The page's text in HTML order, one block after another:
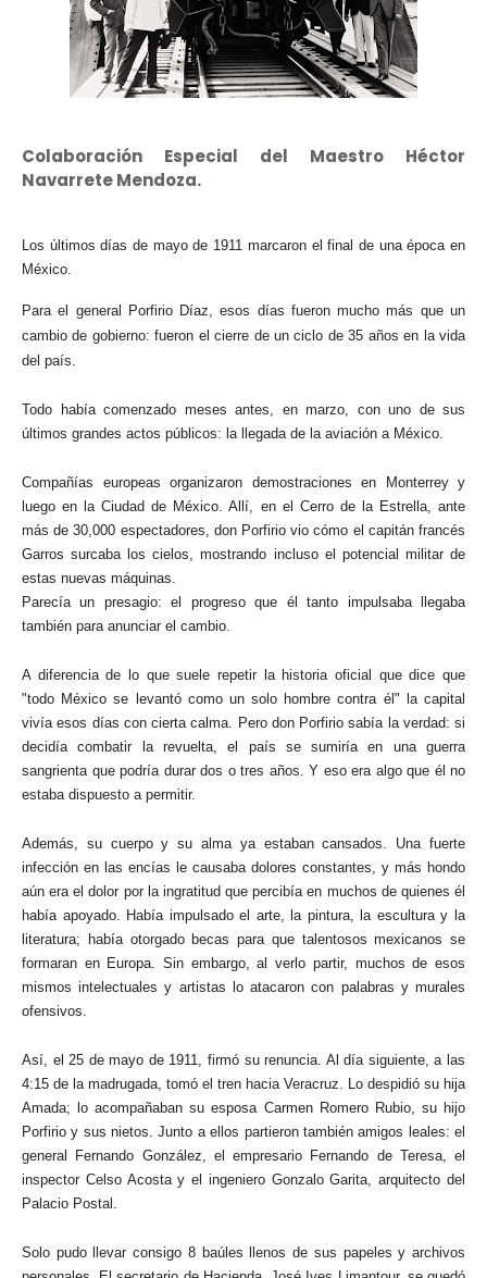
Colaboración Especial del Maestro Héctor
Navarrete Mendoza.
Los últimos días de mayo de 1911 marcaron el final de una época en
México.
Para el general Porfirio Díaz, esos días fueron mucho más que un
cambio de gobierno: fueron el cierre de un ciclo de 35 años en la vida
del país.
Todo había comenzado meses antes, en marzo, con uno de sus
últimos grandes actos públicos: la llegada de la aviación a México.
Compañías europeas organizaron demostraciones en Monterrey y
luego en la Ciudad de México. Allí, en el Cerro de la Estrella, ante
más de 30,000 espectadores, don Porfirio vio cómo el capitán francés
Garros surcaba los cielos, mostrando incluso el potencial militar de
estas nuevas máquinas.
Parecía un presagio: el progreso que él tanto impulsaba llegaba
también para anunciar el cambio.
A diferencia de lo que suele repetir la historia oficial que dice que
"todo México se levantó como un solo hombre contra él" la capital
vivía esos días con cierta calma. Pero don Porfirio sabía la verdad: si
decidía combatir la revuelta, el país se sumiría en una guerra
sangrienta que podría durar dos o tres años. Y eso era algo que él no
estaba dispuesto a permitir.
Además, su cuerpo y su alma ya estaban cansados. Una fuerte
infección en las encías le causaba dolores constantes, y más hondo
aún era el dolor por la ingratitud que percibía en muchos de quienes él
había apoyado. Había impulsado el arte, la pintura, la escultura y la
literatura; había otorgado becas para que talentosos mexicanos se
formaran en Europa. Sin embargo, al verlo partir, muchos de esos
mismos intelectuales y artistas lo atacaron con palabras y murales
ofensivos.
Así, el 25 de mayo de 1911, firmó su renuncia. Al día siguiente, a las
4:15 de la madrugada, tomó el tren hacia Veracruz. Lo despidió su hija
Amada; lo acompañaban su esposa Carmen Romero Rubio, su hijo
Porfirio y sus nietos. Junto a ellos partieron también amigos leales: el
general Fernando González, el empresario Fernando de Teresa, el
inspector Celso Acosta y el ingeniero Gonzalo Garita, arquitecto del
Palacio Postal.
Solo pudo llevar consigo 8 baúles llenos de sus papeles y archivos